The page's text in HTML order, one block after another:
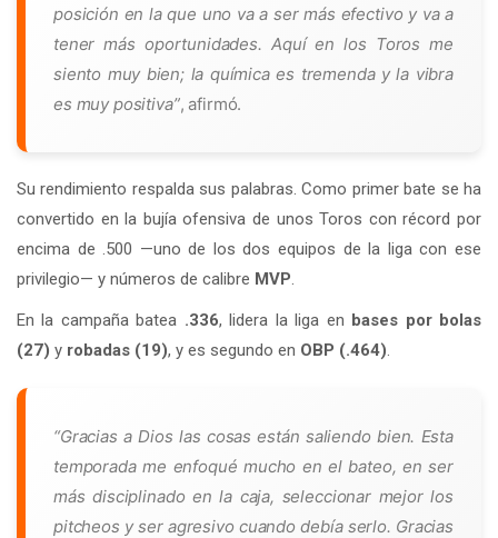
posición en la que uno va a ser más efectivo y va a
tener más oportunidades. Aquí en los Toros me
siento muy bien; la química es tremenda y la vibra
es muy positiva”, afirmó.
Su rendimiento respalda sus palabras. Como primer bate se ha
convertido en la bujía ofensiva de unos Toros con récord por
encima de .500 —uno de los dos equipos de la liga con ese
privilegio— y números de calibre MVP
En la campaña batea .336, lidera la liga en bases por bolas
(27) y robadas (19), y es segundo en OBP (.464)
“Gracias a Dios las cosas están saliendo bien. Esta
temporada me enfoqué mucho en el bateo, en ser
más disciplinado en la caja, seleccionar mejor los
pitcheos y ser agresivo cuando debía serlo. Gracias